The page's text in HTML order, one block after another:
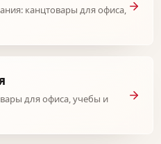
канцтовары для офиса,
для офиса, учебы и